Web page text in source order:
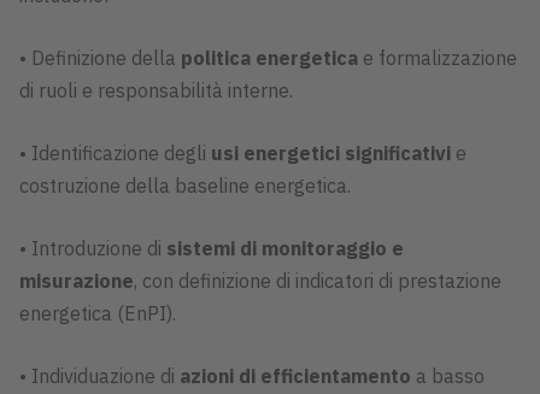
• Definizione della politica energetica e formalizzazione
di ruoli e responsabilità interne.
• Identificazione degli usi energetici significativi e
costruzione della baseline energetica.
• Introduzione di sistemi di monitoraggio e
misurazione, con definizione di indicatori di prestazione
energetica (EnPI).
• Individuazione di azioni di efficientamento a basso